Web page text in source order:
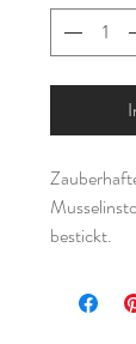
bestickt.
Durch
es sehr